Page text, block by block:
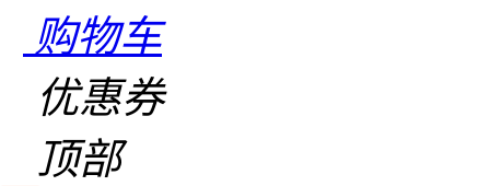
购物车
优惠券
顶部